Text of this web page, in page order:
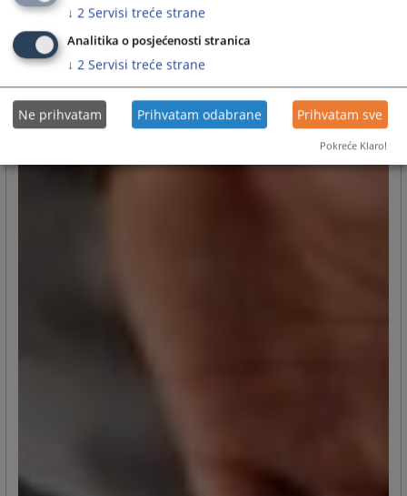
↓ 2 Servisi treće strane
Analitika o posjećenosti stranica
↓ 2 Servisi treće strane
Ne prihvatam Prihvatam odabrane Prihvatam sve
Pokreće Klaro!